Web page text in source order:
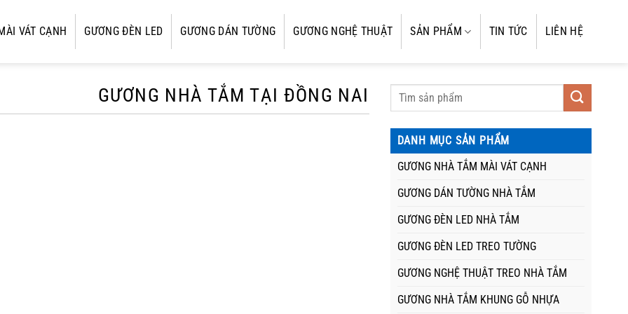
VÁT CẠNH GƯƠNG ĐÈN LED GƯƠNG DÁN TƯỜNG GƯƠNG NGHỆ THUẬT SẢN PHẨM TIN TỨC LIÊN HỆ
GƯƠNG NHÀ TẮM TẠI ĐỒNG NAI
DANH MỤC SẢN PHẨM
GƯƠNG NHÀ TẮM MÀI VÁT CẠNH
GƯƠNG DÁN TƯỜNG NHÀ TẮM
GƯƠNG ĐÈN LED NHÀ TẮM
GƯƠNG ĐÈN LED TREO TƯỜNG
GƯƠNG NGHỆ THUẬT TREO NHÀ TẮM
GƯƠNG NHÀ TẮM KHUNG GỖ NHỰA